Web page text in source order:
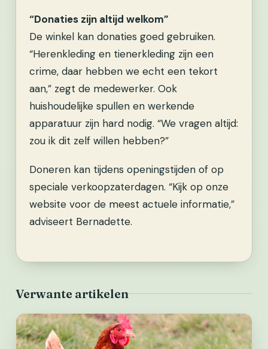
“Donaties zijn altijd welkom”
De winkel kan donaties goed gebruiken.
“Herenkleding en tienerkleding zijn een
crime, daar hebben we echt een tekort
aan,” zegt de medewerker. Ook
huishoudelijke spullen en werkende
apparatuur zijn hard nodig. “We vragen altijd:
zou ik dit zelf willen hebben?”
Doneren kan tijdens openingstijden of op
speciale verkoopzaterdagen. “Kijk op onze
website voor de meest actuele informatie,”
adviseert Bernadette.
Verwante artikelen